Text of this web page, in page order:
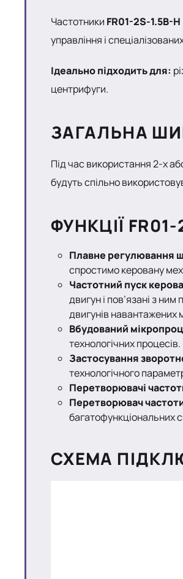
Частотники FR01-2S-1.5B-H
управління і
Ідеально підходить для:
центрифуги.
ЗАГАЛЬНА
Під час використання 2-х
будуть спільно
ФУНКЦІЇ
Плавне регулювання
спростимо керовану
Частотний пуск
двигун і пов’язані з
двигунів навантажених
Вбудований
технологічних процесів.
Застосування
технологічного
Перетворювачі
Перетворювач
багатофункціональних
СХЕМА